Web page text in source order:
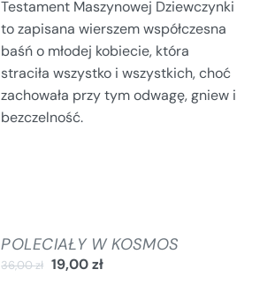
Testament Maszynowej Dziewczynki
to zapisana wierszem współczesna
baśń o młodej kobiecie, która
straciła wszystko i wszystkich, choć
zachowała przy tym odwagę, gniew i
bezczelność.
POLECIAŁY W KOSMOS
36,00zł 19,00zł